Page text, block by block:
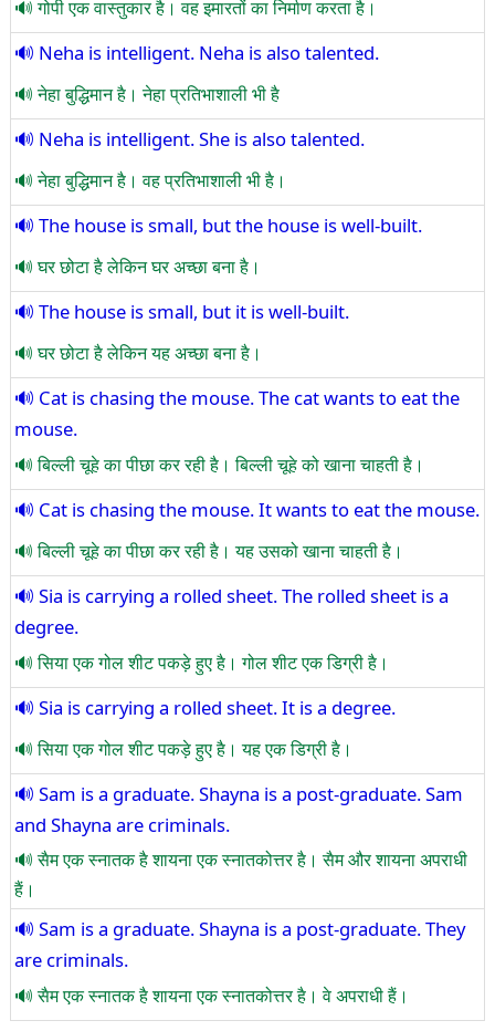
गोपी एक वास्तुकार है। वह इमारतों का निर्माण करता है।
Neha is intelligent. Neha is also talented.
नेहा बुद्धिमान है। नेहा प्रतिभाशाली भी है
Neha is intelligent. She is also talented.
नेहा बुद्धिमान है। वह प्रतिभाशाली भी है।
The house is small, but the house is well-built.
घर छोटा है लेकिन घर अच्छा बना है।
The house is small, but it is well-built.
घर छोटा है लेकिन यह अच्छा बना है।
Cat is chasing the mouse. The cat wants to eat the
mouse.
बिल्ली चूहे का पीछा कर रही है। बिल्ली चूहे को खाना चाहती है।
Cat is chasing the mouse. It wants to eat the mouse.
बिल्ली चूहे का पीछा कर रही है। यह उसको खाना चाहती है।
Sia is carrying a rolled sheet. The rolled sheet is a
degree.
सिया एक गोल शीट पकड़े हुए है। गोल शीट एक डिग्री है।
Sia is carrying a rolled sheet. It is a degree.
सिया एक गोल शीट पकड़े हुए है। यह एक डिग्री है।
Sam is a graduate. Shayna is a post-graduate. Sam
and Shayna are criminals.
सैम एक स्नातक है शायना एक स्नातकोत्तर है। सैम और शायना अपराधी
हैं।
Sam is a graduate. Shayna is a post-graduate. They
are criminals.
सैम एक स्नातक है शायना एक स्नातकोत्तर है। वे अपराधी हैं।